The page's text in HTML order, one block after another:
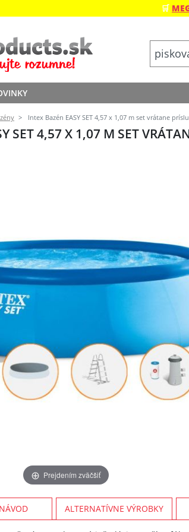
🛒
Intex Bazén EASY SET 4,57 x 1,07 m set vrátane
SET 4,57 X 1,07 M SET
Prejdením zväčšiť
NÁVOD ALTERNATÍVNE VÝROBKY